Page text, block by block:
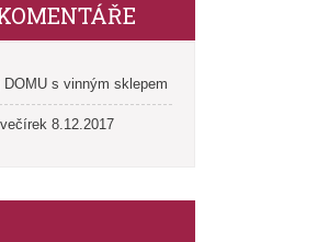
DOMU s vinným sklepem
8.12.2017